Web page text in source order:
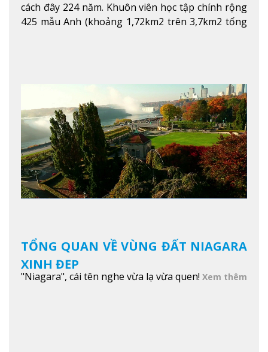
cách đây 224 năm. Khuôn viên học tập chính rộng
425 mẫu Anh (khoảng 1,72km2 trên 3,7km2 tổng
TỔNG QUAN VỀ VÙNG ĐẤT NIAGARA
XINH ĐẸP
"Niagara", cái tên nghe vừa lạ vừa quen! Xem thêm